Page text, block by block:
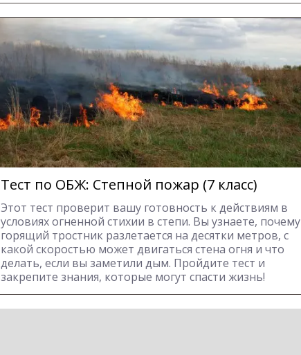
Тест по ОБЖ: Степной пожар (7 класс)
Этот тест проверит вашу готовность к действиям в
условиях огненной стихии в степи. Вы узнаете, почему
горящий тростник разлетается на десятки метров, с
какой скоростью может двигаться стена огня и что
делать, если вы заметили дым. Пройдите тест и
закрепите знания, которые могут спасти жизнь!